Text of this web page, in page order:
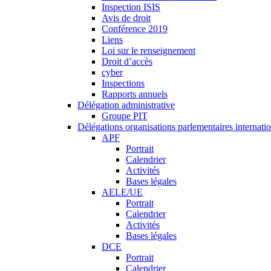
Inspection ISIS
Avis de droit
Conférence 2019
Liens
Loi sur le renseignement
Droit d’accès
cyber
Inspections
Rapports annuels
Délégation administrative
Groupe PIT
Délégations organisations parlementaires
APF
Portrait
Calendrier
Activités
Bases légales
AELE/UE
Portrait
Calendrier
Activités
Bases légales
DCE
Portrait
Calendrier